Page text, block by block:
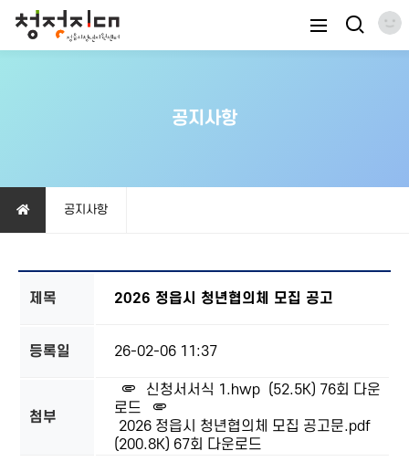
공지사항
공지사항
제목 2026 정읍시 청년협의체 모집 공고
등록일 26-02-06 11:37
첨부
신청서서식 1.hwp (52.5K) 76회 다운
로드
2026 정읍시 청년협의체 모집 공고문.pdf
(200.8K) 67회 다운로드